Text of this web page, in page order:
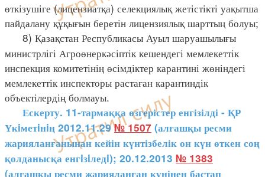
өткізушіге (лицензиатқа) селекциялық жетістікті уақытша
пайдалану құқығын беретін лицензиялық шарттың болуы;
8) Қазақстан Республикасы Ауыл шаруашылығы
министрлігі Агроөнеркәсіптік кешендегі мемлекеттік
инспекция комитетінің өсімдіктер карантині жөніндегі
мемлекеттік инспекторы растаған карантиндік
объектілердің болмауы.
Ескерту. 11-тармаққа өзгерістер енгізілді - ҚР
Үкiметiнiң 2012.11.29№ 1507 (алғашқы ресми
жарияланғанынан кейін күнтізбелік он күн өткен соң
қолданысқа енгiзiледi); 20.12.2013 № 1383
(алғашқы ресми жарияланған күнінен бастап